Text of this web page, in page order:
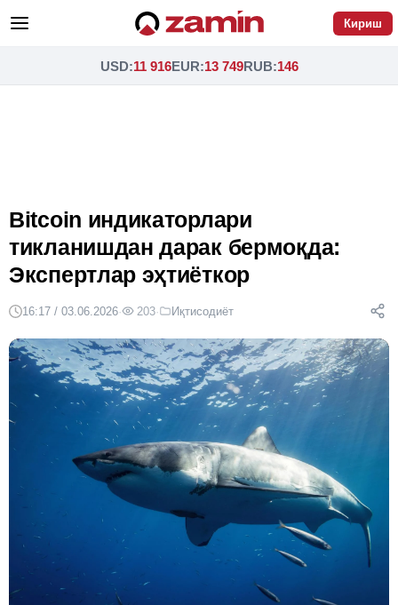
Кириш
USD:11 916EUR:13 749RUB:146
Bitcoin индикаторлари
тикланишдан дарак бермоқда:
Экспертлар эҳтиёткор
16:17 / 03.06.2026· 203· Иқтисодиёт